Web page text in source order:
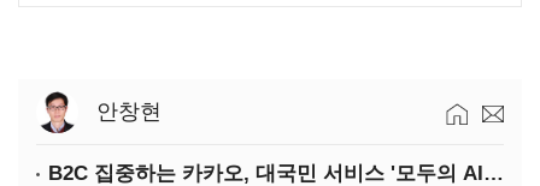
안창현
B2C 집중하는 카카오, 대국민 서비스 '모두의 AI' 사활